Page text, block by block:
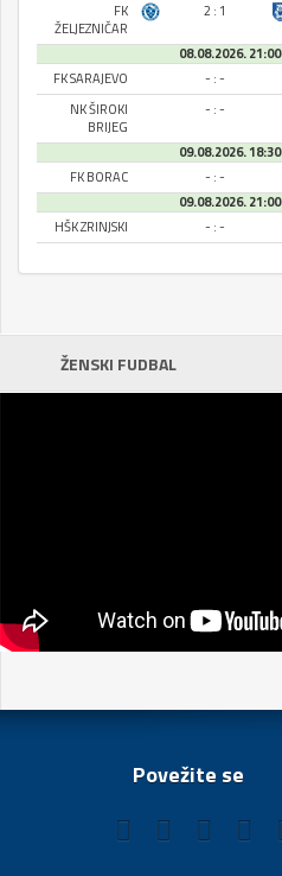
FK
ŽELJEZNIČAR
2 : 1
08.08.2026. 21:00
FK SARAJEVO
- : -
NK ŠIROKI
BRIJEG
- : -
09.08.2026. 18:30
FK BORAC
- : -
09.08.2026. 21:00
HŠK ZRINJSKI
- : -
ŽENSKI FUDBAL
Povežite se